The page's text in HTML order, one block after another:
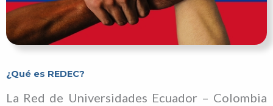
¿Qué es REDEC?
La Red de Universidades Ecuador – Colombia